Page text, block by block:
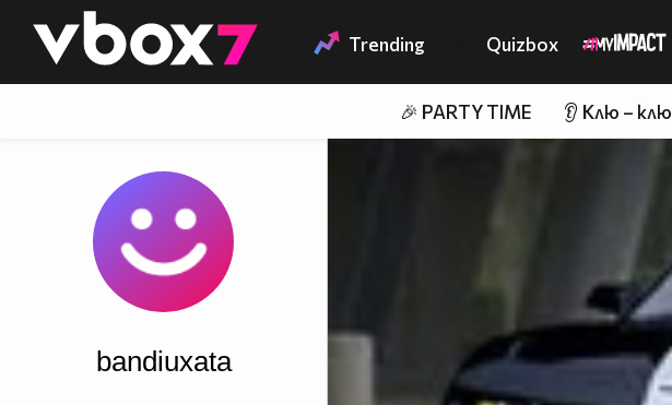
👾 Trending Quizbox
🎉 PARTY TIME 👂 Клю – клю
bandiuxata